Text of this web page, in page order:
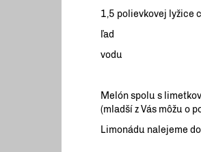
1,5 polievkovej lyžice
ľad
vodu
Melón spolu s
(mladší z Vás môžu o
Limonádu nalejeme